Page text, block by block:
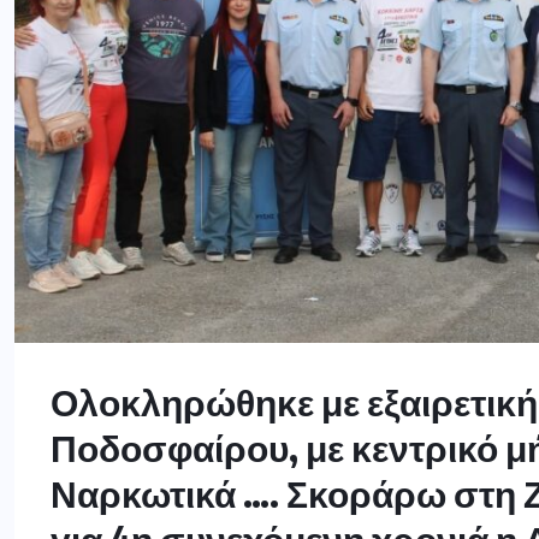
Ολοκληρώθηκε με
Ποδοσφαίρου, με κεντρικό
Ναρκωτικά …. Σκοράρω στη